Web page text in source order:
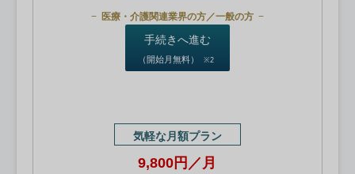
医療・介護関連業界の方／一般の方
手続きへ進む
（開始月無料） ※2
気軽な月額プラン
9,800円／月